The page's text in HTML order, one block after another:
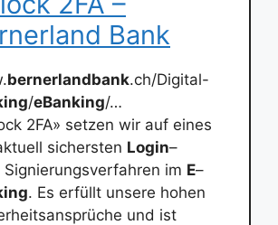
Bank
bernerlandbank.ch/Digital-
/eBanking/…
2FA» setzen wir auf eines
sichersten Login–
Signierungsverfahren im E–
. Es erfüllt unsere hohen
und ist